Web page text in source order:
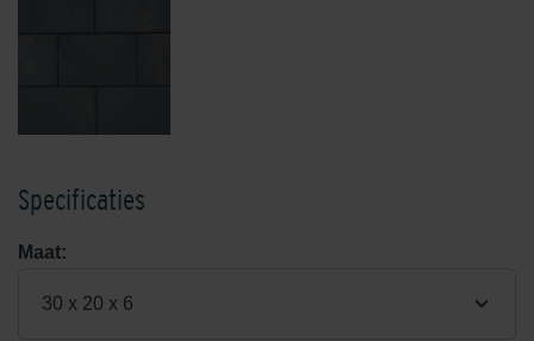
Specificaties
Maat:
30 x 20 x 6